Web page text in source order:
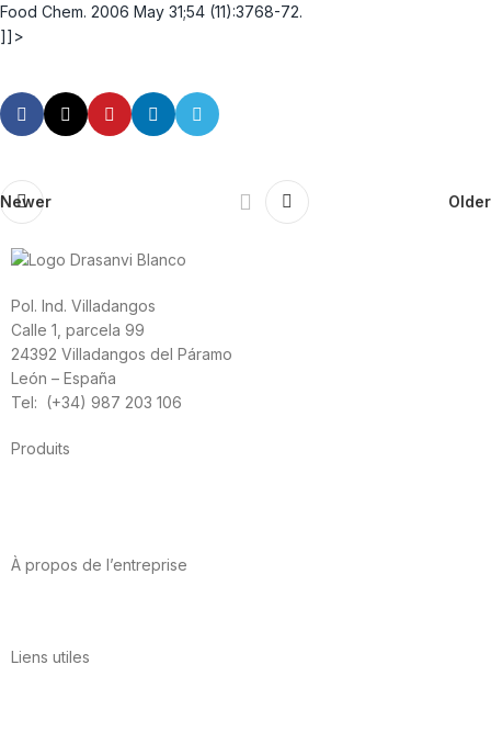
Food Chem. 2006 May 31;54 (11):3768-72.
]]>
Newer Older
Pol. Ind. Villadangos
Calle 1, parcela 99
24392 Villadangos del Páramo
León – España
Tel: (+34) 987 203 106
Produits
À propos de l’entreprise
Liens utiles